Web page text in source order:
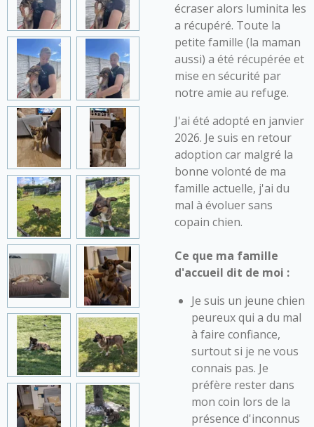
écraser alors luminita les
a récupéré. Toute la
petite famille (la maman
aussi) a été récupérée et
mise en sécurité par
notre amie au refuge.
J'ai été adopté en janvier
2026. Je suis en retour
adoption car malgré la
bonne volonté de ma
famille actuelle, j'ai du
mal à évoluer sans
copain chien.
Ce que ma famille
d'accueil dit de moi :
Je suis un jeune chien
peureux qui a du mal
à faire confiance,
surtout si je ne vous
connais pas. Je
préfère rester dans
mon coin lors de la
présence d'inconnus